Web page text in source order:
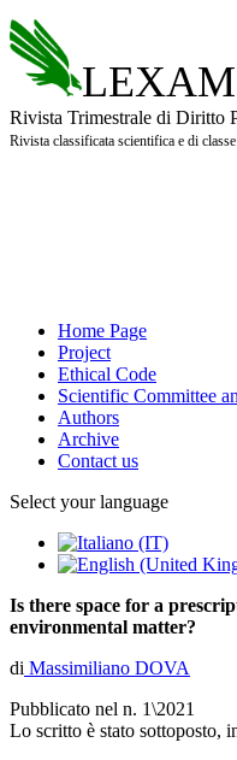
Rivista Trimestrale di Diritto
Rivista classificata scientifica e di
Home Page
Project
Ethical Code
Scientific Committee
Authors
Archive
Contact us
Select your language
Is there space for a
environmental matter?
di Massimiliano DOVA
Pubblicato nel n. 1\2021
Lo scritto è stato sottoposto,